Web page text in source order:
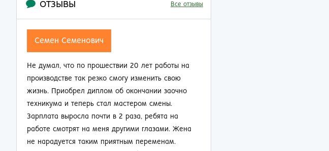
ОТЗЫВЫ Все отзывы
Семен Семенович
Не думал, что по прошествии 20 лет работы на
производстве так резко смогу изменить свою
жизнь. Приобрел диплом об окончании заочно
техникума и теперь стал мастером смены.
Зарплата выросла почти в 2 раза, ребята на
работе смотрят на меня другими глазами. Жена
не нарадуется таким приятным переменам.